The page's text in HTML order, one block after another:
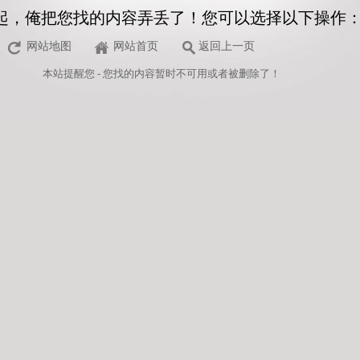
，俺把您找的内容弄丢了！您可以选择以下操作
网站地图 网站首页 返回上一页
本站提醒您 - 您找的内容暂时不可用或者被删除了！